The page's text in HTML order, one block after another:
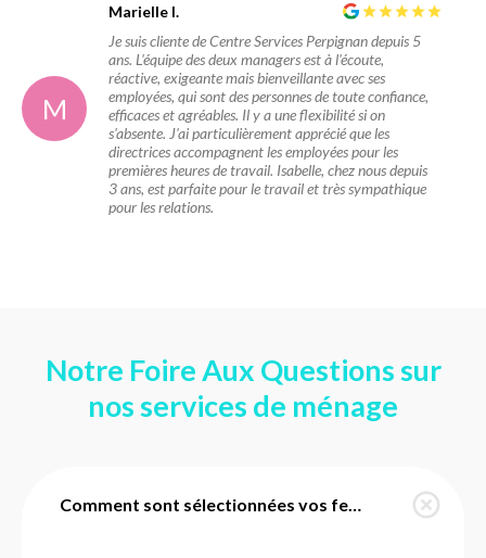
M
Marielle I.
Je suis cliente de Centre Services Perpignan depuis 5
ans. L'équipe des deux managers est à l'écoute,
réactive, exigeante mais bienveillante avec ses
employées, qui sont des personnes de toute confiance,
efficaces et agréables. Il y a une flexibilité si on
s'absente. J'ai particulièrement apprécié que les
directrices accompagnent les employées pour les
premières heures de travail. Isabelle, chez nous depuis
3 ans, est parfaite pour le travail et très sympathique
pour les relations.
Notre Foire Aux Questions sur
nos services de ménage
Comment sont sélectionnées vos femmes de ménage à Saleilles ?